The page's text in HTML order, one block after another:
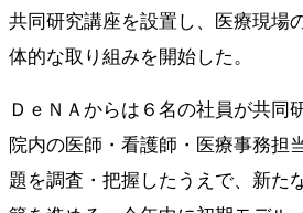
共同研究講座を設置し、医療現場
体的な取り組みを開始した。
ＤｅＮＡからは６名の社員が共同
院内の医師・看護師・医療事務担
題を調査・把握したうえで、新た